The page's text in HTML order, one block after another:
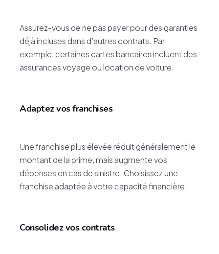
Assurez-vous de ne pas payer pour des garanties
déjà incluses dans d’autres contrats. Par
exemple, certaines cartes bancaires incluent des
assurances voyage ou location de voiture.
Adaptez vos franchises
Une franchise plus élevée réduit généralement le
montant de la prime, mais augmente vos
dépenses en cas de sinistre. Choisissez une
franchise adaptée à votre capacité financière.
Consolidez vos contrats